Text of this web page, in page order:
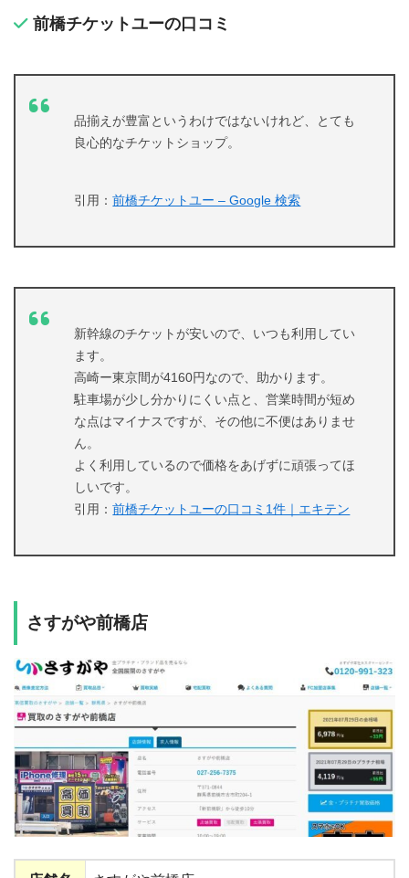
前橋チケットユーの口コミ
品揃えが豊富というわけではないけれど、とても
良心的なチケットショップ。
引用：前橋チケットユー – Google 検索
新幹線のチケットが安いので、いつも利用してい
ます。
高崎ー東京間が4160円なので、助かります。
駐車場が少し分かりにくい点と、営業時間が短め
な点はマイナスですが、その他に不便はありませ
ん。
よく利用しているので価格をあげずに頑張ってほ
しいです。
引用：前橋チケットユーの口コミ1件｜エキテン
さすがや前橋店